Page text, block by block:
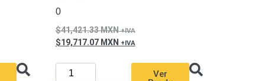
0
41,421.33MXN
19,717.07 MXN
Ver